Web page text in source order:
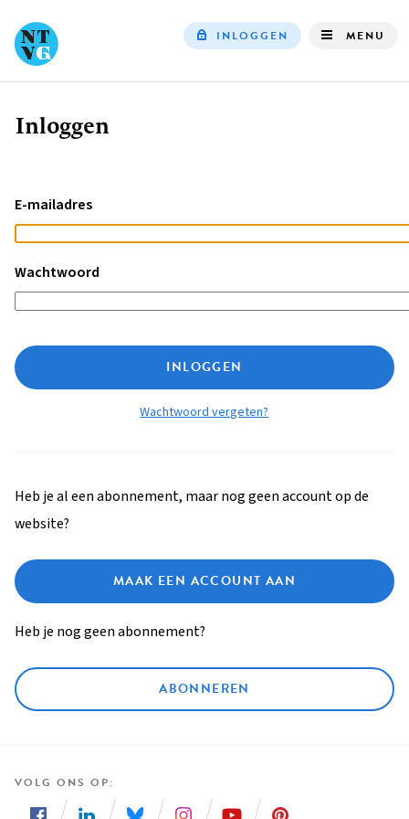
INLOGGEN MENU
Kruimelpad
Inloggen
E-mailadres
Wachtwoord
INLOGGEN
Wachtwoord vergeten?
Heb je al een abonnement, maar nog geen account op de
website?
MAAK EEN ACCOUNT AAN
Heb je nog geen abonnement?
ABONNEREN
VOLG ONS OP